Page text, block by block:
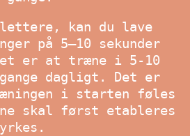
kan du lave
på 5–10 sekunder
er at træne i 5-10
dagligt. Det er
i starten føles
skal først etableres